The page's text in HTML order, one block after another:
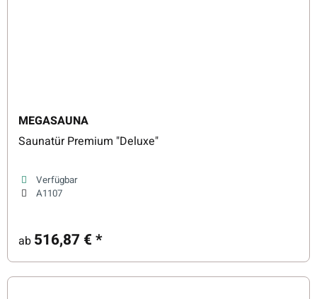
MEGASAUNA
Saunatür Premium "Deluxe"
Verfügbar
A1107
ab 516,87 €*